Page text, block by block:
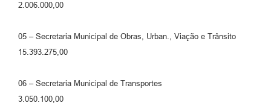
2.006.000,00
05 – Secretaria Municipal de Obras, Urban., Viação e Trânsito
15.393.275,00
06 – Secretaria Municipal de Transportes
3.050.100,00